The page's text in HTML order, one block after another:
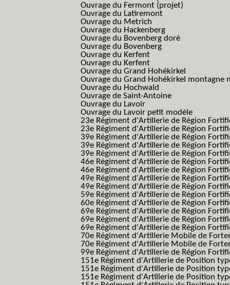
Ouvrage du Fermont (projet)
Ouvrage du Latiremont
Ouvrage du Metrich
Ouvrage du Hackenberg
Ouvrage du Bovenberg doré
Ouvrage du Bovenberg
Ouvrage du Kerfent
Ouvrage du Kerfent
Ouvrage du Grand Hohékirkel
Ouvrage du Grand Hohékirkel montagne
Ouvrage du Hochwald
Ouvrage de Saint-Antoine
Ouvrage du Lavoir
Ouvrage du Lavoir petit modèle
23e Régiment d'Artillerie de Région
23e Régiment d'Artillerie de Région
39e Régiment d'Artillerie de Région
39e Régiment d'Artillerie de Région
39e Régiment d'Artillerie de Région
46e Régiment d'Artillerie de Région
46e Régiment d'Artillerie de Région
49e Régiment d'Artillerie de Région
49e Régiment d'Artillerie de Région
59e Régiment d'Artillerie de Région
60e Régiment d'Artillerie de Région
69e Régiment d'Artillerie de Région
69e Régiment d'Artillerie de Région
69e Régiment d'Artillerie de Région
70e Régiment d'Artillerie Mobile de
70e Régiment d'Artillerie Mobile de
99e Régiment d'Artillerie de Région
151e Régiment d'Artillerie de Position
151e Régiment d'Artillerie de Position
151e Régiment d'Artillerie de Position